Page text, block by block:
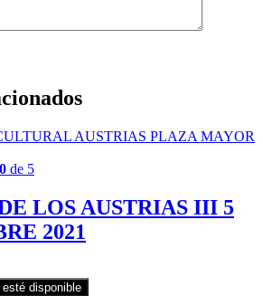
de 5
LOS AUSTRIAS III 5
2021
disponible